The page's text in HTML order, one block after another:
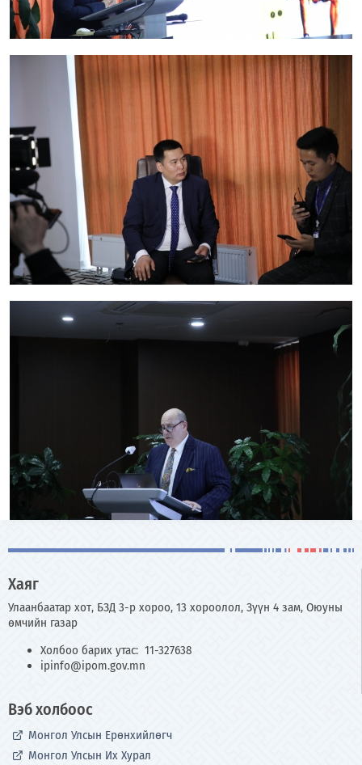
Хаяг
Улаанбаатар хот, БЗД 3-р хороо, 13 хороолол, Зүүн 4 зам, Оюуны
өмчийн газар
Холбоо барих утас: 11-327638
ipinfo@ipom.gov.mn
Вэб холбоос
Монгол Улсын Ерөнхийлөгч
Монгол Улсын Их Хурал